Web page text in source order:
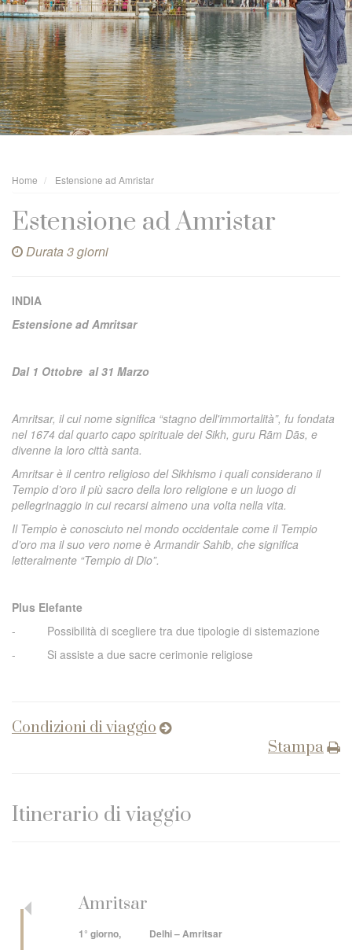
Home Estensione ad Amristar
Estensione ad Amristar
Durata 3 giorni
INDIA
Estensione ad Amritsar
Dal 1 Ottobre al 31 Marzo
Amritsar, il cui nome significa “stagno dell'immortalità”, fu fondata
nel 1674 dal quarto capo spirituale dei Sikh, guru Rām Dās, e
divenne la loro città santa.
Amritsar è il centro religioso del Sikhismo i quali considerano il
Tempio d’oro il più sacro della loro religione e un luogo di
pellegrinaggio in cui recarsi almeno una volta nella vita.
Il Tempio è conosciuto nel mondo occidentale come il Tempio
d’oro ma il suo vero nome è Armandir Sahib, che significa
letteralmente “Tempio di Dio”.
Plus Elefante
- Possibilità di scegliere tra due tipologie di sistemazione
- Si assiste a due sacre cerimonie religiose
Condizioni di viaggio
Stampa
Itinerario di viaggio
Amritsar
1° giorno, Delhi – Amritsar